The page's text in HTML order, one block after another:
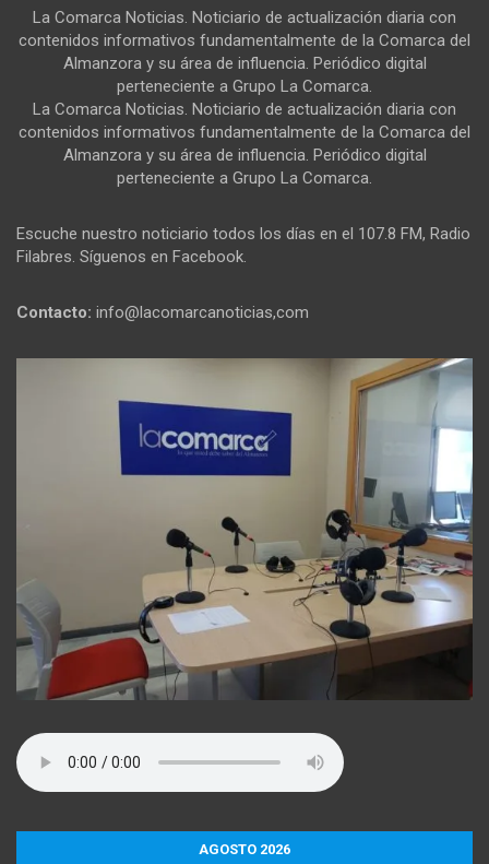
La Comarca Noticias. Noticiario de actualización diaria con
contenidos informativos fundamentalmente de la Comarca del
Almanzora y su área de influencia. Periódico digital
perteneciente a Grupo La Comarca.
La Comarca Noticias. Noticiario de actualización diaria con
contenidos informativos fundamentalmente de la Comarca del
Almanzora y su área de influencia. Periódico digital
perteneciente a Grupo La Comarca.
Escuche nuestro noticiario todos los días en el 107.8 FM, Radio
Filabres. Síguenos en Facebook.
Contacto: info@lacomarcanoticias,com
AGOSTO 2026